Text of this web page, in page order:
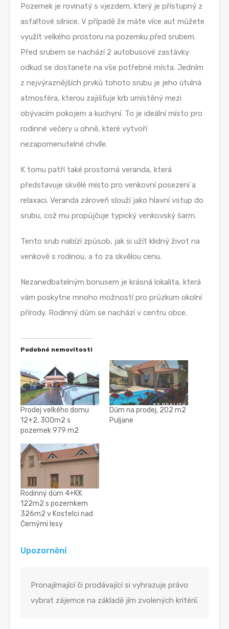
Pozemek je rovinatý s vjezdem, který je přístupný z
asfaltové silnice. V případě že máte více aut můžete
využít velkého prostoru na pozemku před srubem.
Před srubem se nachází 2 autobusové zastávky
odkud se dostanete na vše potřebné místa. Jedním
z nejvýraznějších prvků tohoto srubu je jeho útulná
atmosféra, kterou zajišťuje krb umístěný mezi
obývacím pokojem a kuchyní. To je ideální místo pro
rodinné večery u ohně, které vytvoří
nezapomenutelné chvíle.
K tomu patří také prostorná veranda, která
představuje skvělé místo pro venkovní posezení a
relaxaci. Veranda zároveň slouží jako hlavní vstup do
srubu, což mu propůjčuje typický venkovský šarm.
Tento srub nabízí způsob, jak si užít klidný život na
venkově s rodinou, a to za skvělou cenu.
Nezanedbatelným bonusem je krásná lokalita, která
vám poskytne mnoho možností pro průzkum okolní
přírody. Rodinný dům se nachází v centru obce.
Podobné nemovitosti
Prodej velkého domu
12+2, 300m2 s
pozemek 979 m2
Dům na prodej, 202 m2
Puljane
Rodinný dům 4+KK
122m2 s pozemkem
326m2 v Kostelci nad
Černými lesy
Upozornění
Pronajímající či prodávající si vyhrazuje právo
vybrat zájemce na základě jím zvolených kritérií.